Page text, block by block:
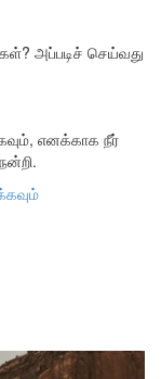
அப்படிச் செய்வது
எனக்காக நீர்